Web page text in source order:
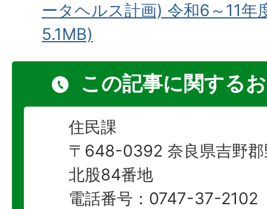
ータヘルス計画) 令和6～11年
5.1MB)
この記事に関する
住民課
〒648-0392 奈良県吉野郡
北股84番地
電話番号：0747-37-2102